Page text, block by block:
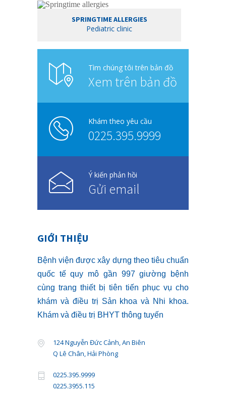
SPRINGTIME ALLERGIES
Pediatric clinic
Tìm chúng tôi trên bản đồ
Xem trên bản đồ
Khám theo yêu cầu
0225.395.9999
Ý kiến phản hồi
Gửi email
GIỚI THIỆU
Bệnh viện được xây dựng theo tiêu chuẩn
quốc tế quy mô gần 997 giường bệnh
cùng trang thiết bị tiên tiến phục vụ cho
khám và điều trị Sản khoa và Nhi khoa.
Khám và điều trị BHYT thông tuyến
124 Nguyễn Đức Cảnh, An Biên
Q Lê Chân, Hải Phòng
0225.395.9999
0225.3955.115